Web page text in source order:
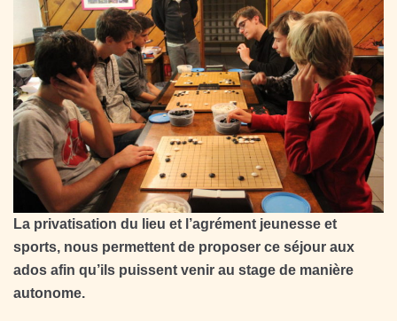
La privatisation du lieu et l’agrément jeunesse et
sports, nous permettent de proposer ce séjour aux
ados afin qu’ils puissent venir au stage de manière
autonome.